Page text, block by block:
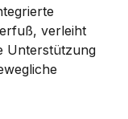
verleiht
Unterstützung